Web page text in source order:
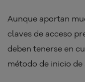
Aunque aportan
claves de acceso
deben tenerse en
método de inicio de